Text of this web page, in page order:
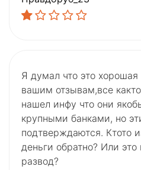
Я думал что это
вашим отзывам,все
нашел инфу что они
крупными банками, но
подтверждаются. Ктото
деньги обратно? Или это
развод?